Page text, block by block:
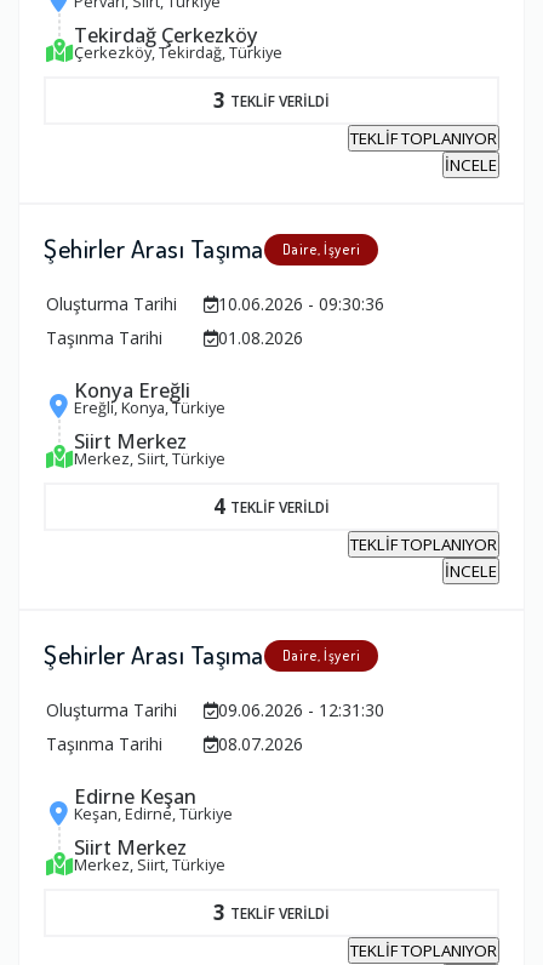
Tekirdağ Çerkezköy
Çerkezköy, Tekirdağ, Türkiye
3 TEKLİF VERİLDİ
TEKLİF TOPLANIYOR
İNCELE
Şehirler Arası Taşıma Daire, İşyeri
Oluşturma Tarihi
10.06.2026 - 09:30:36
Taşınma Tarihi
01.08.2026
Konya Ereğli
Ereğli, Konya, Türkiye
Siirt Merkez
Merkez, Siirt, Türkiye
4 TEKLİF VERİLDİ
TEKLİF TOPLANIYOR
İNCELE
Şehirler Arası Taşıma Daire, İşyeri
Oluşturma Tarihi
09.06.2026 - 12:31:30
Taşınma Tarihi
08.07.2026
Edirne Keşan
Keşan, Edirne, Türkiye
Siirt Merkez
Merkez, Siirt, Türkiye
3 TEKLİF VERİLDİ
TEKLİF TOPLANIYOR